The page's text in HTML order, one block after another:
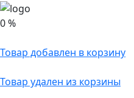
0 %
Товар добавлен в корзину
Товар удален из корзины